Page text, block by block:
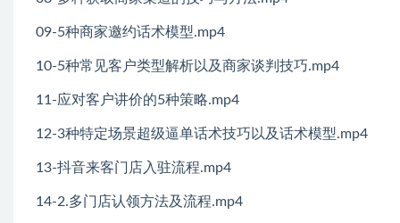
09-5种商家邀约话术模型.mp4
10-5种常见客户类型解析以及商家谈判技巧.mp4
11-应对客户讲价的5种策略.mp4
12-3种特定场景超级逼单话术技巧以及话术模型.mp4
13-抖音来客门店入驻流程.mp4
14-2.多门店认领方法及流程.mp4